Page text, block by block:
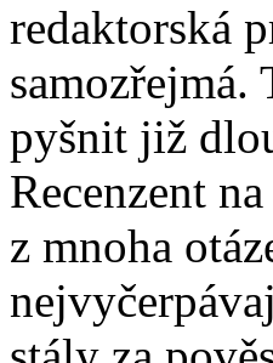
redaktorská
samozřejmá.
pyšnit již
Recenzent
z mnoha